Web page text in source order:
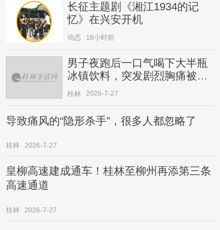
长征主题剧《湘江1934的记
忆》在兴安开机
动态 18小时前
男子夜跑后一口气喝下大半瓶
冰镇饮料，突发剧烈胸痛被送
医！医生提醒→
桂林 2026-7-27
导致痛风的“隐形杀手”，很多人都忽略了
桂林 2026-7-27
皇柳高速建成通车！桂林至柳州再添第三条
高速通道
桂林 2026-7-27